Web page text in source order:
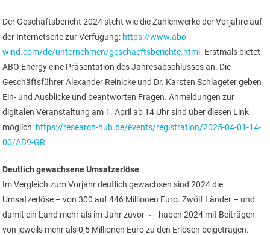
Der Geschäftsbericht 2024 steht wie die Zahlenwerke der Vorjahre auf
der Internetseite zur Verfügung: https://www.abo-
wind.com/de/unternehmen/geschaeftsberichte.html . Erstmals bietet
ABO Energy eine Präsentation des Jahresabschlusses an. Die
Geschäftsführer Alexander Reinicke und Dr. Karsten Schlageter geben
Ein- und Ausblicke und beantworten Fragen. Anmeldungen zur
digitalen Veranstaltung am 1. April ab 14 Uhr sind über diesen Link
möglich: https://research-hub.de/events/registration/2025-04-01-14-
00/AB9-GR
Deutlich gewachsene Umsatzerlöse
Im Vergleich zum Vorjahr deutlich gewachsen sind 2024 die
Umsatzerlöse – von 300 auf 446 Millionen Euro. Zwölf Länder – und
damit ein Land mehr als im Jahr zuvor ¬– haben 2024 mit Beiträgen
von jeweils mehr als 0,5 Millionen Euro zu den Erlösen beigetragen.